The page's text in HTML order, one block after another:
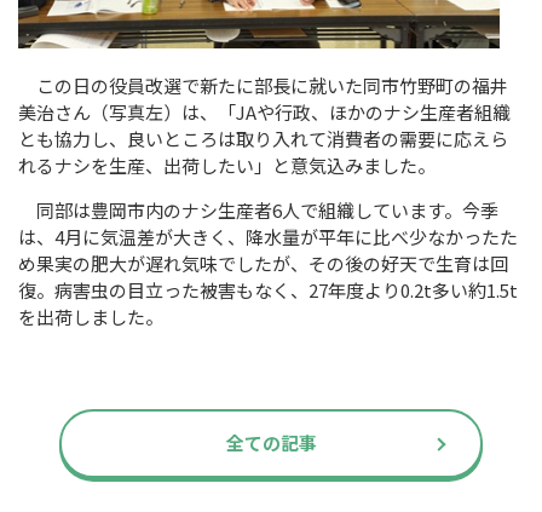
この日の役員改選で新たに部長に就いた同市竹野町の福井
美治さん（写真左）は、「JAや行政、ほかのナシ生産者組織
とも協力し、良いところは取り入れて消費者の需要に応えら
れるナシを生産、出荷したい」と意気込みました。
同部は豊岡市内のナシ生産者6人で組織しています。今季
は、4月に気温差が大きく、降水量が平年に比べ少なかったた
め果実の肥大が遅れ気味でしたが、その後の好天で生育は回
復。病害虫の目立った被害もなく、27年度より0.2t多い約1.5t
を出荷しました。
全ての記事